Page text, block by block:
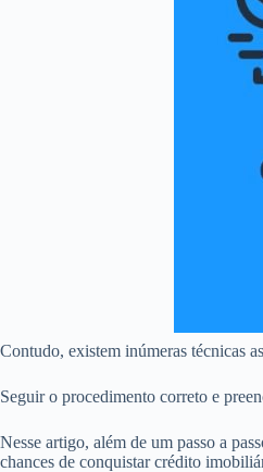
Contudo, existem inúmeras técnicas
Seguir o procedimento correto e
Nesse artigo, além de um passo a
chances de conquistar crédito